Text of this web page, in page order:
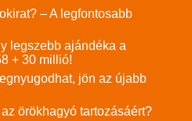
– A legfontosabb
legszebb ajándéka a
+ 30 millió!
jön az újabb
örökhagyó tartozásáért?